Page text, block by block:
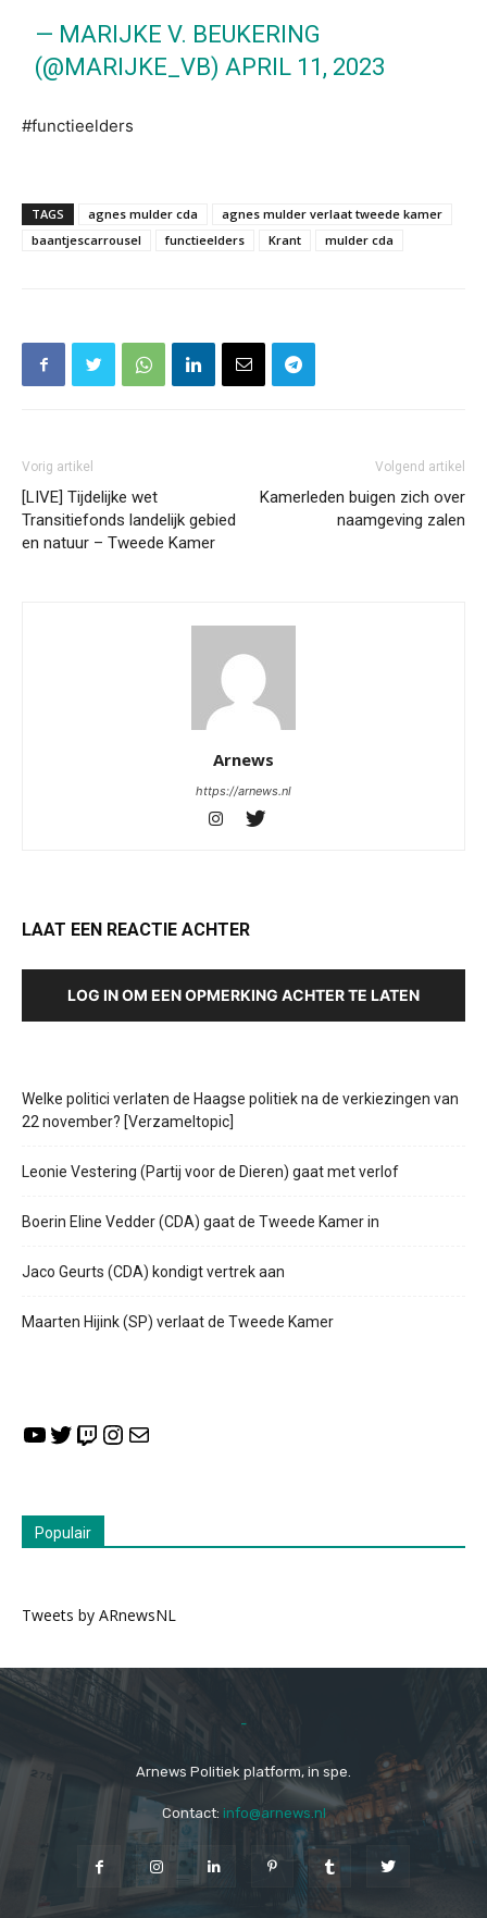
— MARIJKE V. BEUKERING
(@MARIJKE_VB)APRIL 11, 2023
#functieelders
TAGS agnes mulder cda
agnes mulder verlaat tweede kamer
baantjescarrousel
functieelders Krant mulder cda
Vorig artikel
[LIVE] Tijdelijke wet
Transitiefonds landelijk gebied
en natuur – Tweede Kamer
Volgend artikel
Kamerleden buigen zich over
naamgeving zalen
Arnews
https://arnews.nl
LAAT EEN REACTIE ACHTER
LOG IN OM EEN OPMERKING ACHTER TE LATEN
Welke politici verlaten de Haagse politiek na de verkiezingen van
22 november? [Verzameltopic]
Leonie Vestering (Partij voor de Dieren) gaat met verlof
Boerin Eline Vedder (CDA) gaat de Tweede Kamer in
Jaco Geurts (CDA) kondigt vertrek aan
Maarten Hijink (SP) verlaat de Tweede Kamer
YouTube
Twitter
Twitch
Instagram
E-mail
Populair
Tweets by ARnewsNL
-
Arnews Politiek platform, in spe.
Contact: info@arnews.nl